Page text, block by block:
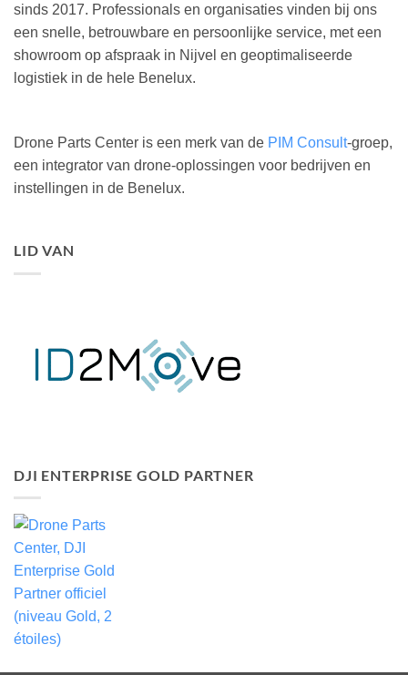
sinds 2017. Professionals en organisaties vinden bij ons
een snelle, betrouwbare en persoonlijke service, met een
showroom op afspraak in Nijvel en geoptimaliseerde
logistiek in de hele Benelux.
Drone Parts Center is een merk van de PIM Consult-groep,
een integrator van drone-oplossingen voor bedrijven en
instellingen in de Benelux.
LID VAN
DJI ENTERPRISE GOLD PARTNER